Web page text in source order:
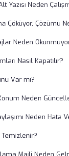
Yazısı Neden
Çöküyor, Çözümü
Neden
Nasıl Kapatılır?
Var mı?
Neden
Neden Hata
Temizlenir?
Maili Neden